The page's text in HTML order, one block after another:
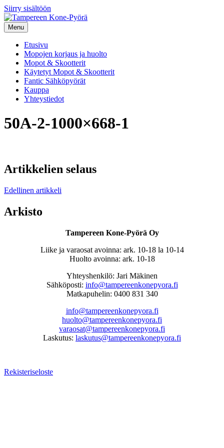
Siirry sisältöön
Menu
Etusivu
Mopojen korjaus ja huolto
Mopot & Skootterit
Käytetyt Mopot & Skootterit
Fantic Sähköpyörät
Kauppa
Yhteystiedot
50A-2-1000×668-1
Artikkelien selaus
Edellinen artikkeli
Arkisto
Tampereen Kone-Pyörä Oy
Liike ja varaosat avoinna: ark. 10-18 la 10-14
Huolto avoinna: ark. 10-18
Yhteyshenkilö: Jari Mäkinen
Sähköposti: info@tampereenkonepyora.fi
Matkapuhelin: 0400 831 340
info@tampereenkonepyora.fi
huolto@tampereenkonepyora.fi
varaosat@tampereenkonepyora.fi
Laskutus: laskutus@tampereenkonepyora.fi
Rekisteriseloste